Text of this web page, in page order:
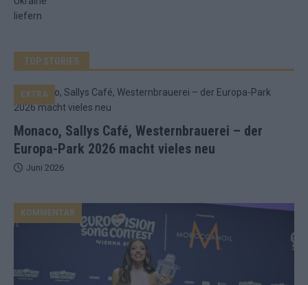
TOP STORIES
Monaco, Sallys Café, Westernbrauerei – der
Europa-Park 2026 macht vieles neu
EXTRA
Juni 2026
KOMMENTAR